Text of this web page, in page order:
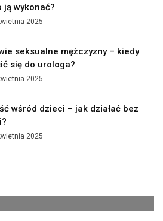
ją wykonać?
2025
seksualne mężczyzny – kiedy
się do urologa?
2025
wśród dzieci – jak działać bez
2025
wellness?
bez glutenu i laktozy - kiedy
zaczyna funkcjonować